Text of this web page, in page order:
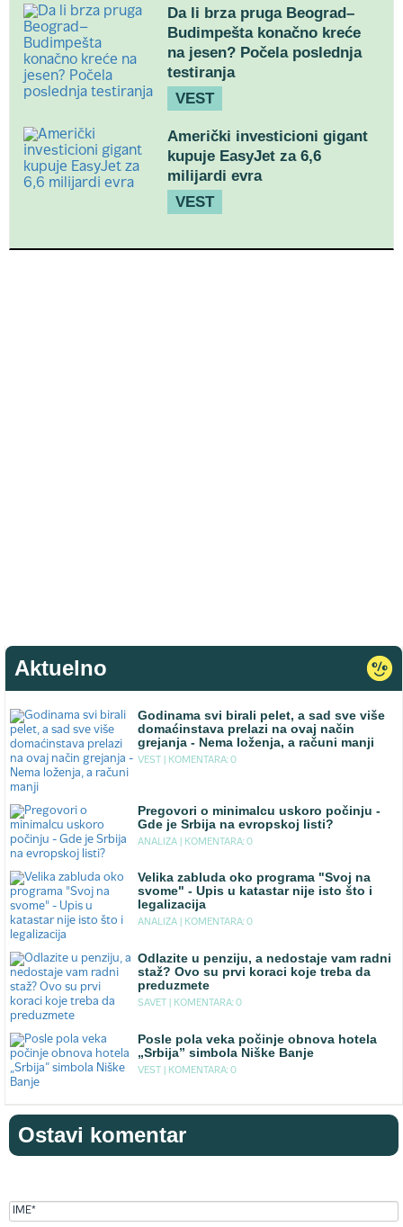
Da li brza pruga Beograd–
Budimpešta konačno kreće
na jesen? Počela poslednja
testiranja
VEST
Američki investicioni gigant
kupuje EasyJet za 6,6
milijardi evra
VEST
Aktuelno
Godinama svi birali pelet, a sad sve više
domaćinstava prelazi na ovaj način
grejanja - Nema loženja, a računi manji
VEST | KOMENTARA: 0
Pregovori o minimalcu uskoro počinju -
Gde je Srbija na evropskoj listi?
ANALIZA | KOMENTARA: 0
Velika zabluda oko programa "Svoj na
svome" - Upis u katastar nije isto što i
legalizacija
ANALIZA | KOMENTARA: 0
Odlazite u penziju, a nedostaje vam radni
staž? Ovo su prvi koraci koje treba da
preduzmete
SAVET | KOMENTARA: 0
Posle pola veka počinje obnova hotela
„Srbija” simbola Niške Banje
VEST | KOMENTARA: 0
Ostavi komentar